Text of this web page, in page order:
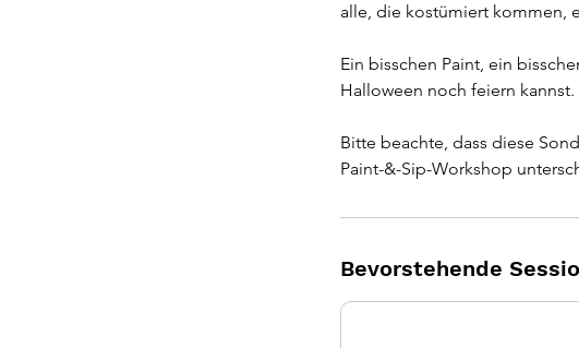
alle, die kostümiert kommen,
Ein bisschen Paint, ein
Halloween noch feiern kannst.
Bitte beachte, dass diese
Paint-&-Sip-Workshop
Bevorstehende